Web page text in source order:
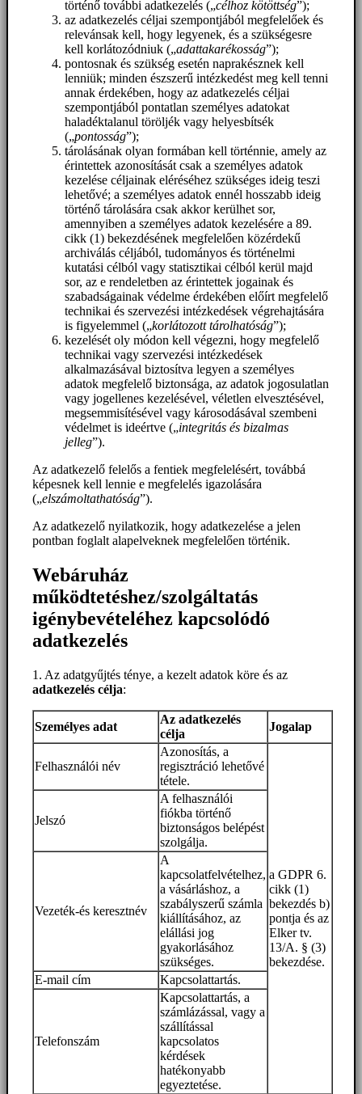
történő további adatkezelés („célhoz kötöttség”);
az adatkezelés céljai szempontjából megfelelőek és
relevánsak kell, hogy legyenek, és a szükségesre
kell korlátozódniuk („adattakarékosság”);
pontosnak és szükség esetén naprakésznek kell
lenniük; minden észszerű intézkedést meg kell tenni
annak érdekében, hogy az adatkezelés céljai
szempontjából pontatlan személyes adatokat
haladéktalanul töröljék vagy helyesbítsék
(„pontosság”);
tárolásának olyan formában kell történnie, amely az
érintettek azonosítását csak a személyes adatok
kezelése céljainak eléréséhez szükséges ideig teszi
lehetővé; a személyes adatok ennél hosszabb ideig
történő tárolására csak akkor kerülhet sor,
amennyiben a személyes adatok kezelésére a 89.
cikk (1) bekezdésének megfelelően közérdekű
archiválás céljából, tudományos és történelmi
kutatási célból vagy statisztikai célból kerül majd
sor, az e rendeletben az érintettek jogainak és
szabadságainak védelme érdekében előírt megfelelő
technikai és szervezési intézkedések végrehajtására
is figyelemmel („korlátozott tárolhatóság”);
kezelését oly módon kell végezni, hogy megfelelő
technikai vagy szervezési intézkedések
alkalmazásával biztosítva legyen a személyes
adatok megfelelő biztonsága, az adatok jogosulatlan
vagy jogellenes kezelésével, véletlen elvesztésével,
megsemmisítésével vagy károsodásával szembeni
védelmet is ideértve („integritás és bizalmas
jelleg”).
Az adatkezelő felelős a fentiek megfelelésért, továbbá
képesnek kell lennie e megfelelés igazolására
(„elszámoltathatóság”).
Az adatkezelő nyilatkozik, hogy adatkezelése a jelen
pontban foglalt alapelveknek megfelelően történik.
Webáruház
működtetéshez/szolgáltatás
igénybevételéhez kapcsolódó
adatkezelés
1. Az adatgyűjtés ténye, a kezelt adatok köre és az
adatkezelés célja:
Személyes adat
Az adatkezelés
célja
Jogalap
Felhasználói név
Azonosítás, a
regisztráció lehetővé
tétele.
a GDPR 6.
cikk (1)
bekezdés b)
pontja és az
Elker tv.
13/A. § (3)
bekezdése.
Jelszó
A felhasználói
fiókba történő
biztonságos belépést
szolgálja.
Vezeték-és keresztnév
A
kapcsolatfelvételhez,
a vásárláshoz, a
szabályszerű számla
kiállításához, az
elállási jog
gyakorlásához
szükséges.
E-mail cím
Kapcsolattartás.
Telefonszám
Kapcsolattartás, a
számlázással, vagy a
szállítással
kapcsolatos
kérdések
hatékonyabb
egyeztetése.